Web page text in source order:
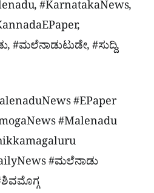
#KarnatakaNews,
#ಮಲೆನಾಡುಟುಡೇ, #ಸುದ್ದಿ,
#EPaper
#Malenadu
#ಮಲೆನಾಡು